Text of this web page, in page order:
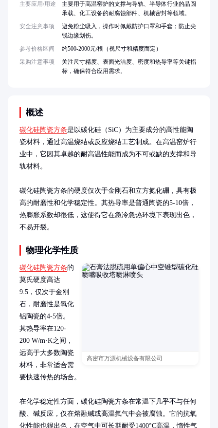
概述
碳化硅陶瓷方条是以碳化硅（SiC）为主要成分的高性能陶
瓷材料，通过高温烧结或反应烧结工艺制成。在高温窑炉行
业中，它因其卓越的耐高温性能而成为不可或缺的支撑和导
轨材料。
碳化硅陶瓷方条的硬度仅次于金刚石和立方氮化硼，具有极
高的耐磨性和化学稳定性。其热导率是普通陶瓷的5-10倍，
热膨胀系数却很低，这使得它在急冷急热环境下表现出色，
不易开裂。
物理化学性质
高密市万源机械设备有限公司
碳化硅陶瓷方条的
莫氏硬度高达
9.5，仅次于金刚
石，耐磨性是氧化
铝陶瓷的4-5倍。
其热导率在120-
200 W/m·K之间，
远高于大多数陶瓷
材料，非常适合需
要快速传热的场合。
在化学稳定性方面，碳化硅陶瓷方条在常温下几乎不与任何
酸、碱反应，仅在熔融碱或高温氟气中会被腐蚀。它的抗氧
化性能也很出色，在空气中可长期耐受1400°C高温，惰性气
主要应用/用途
主要用于高温窑炉的支撑与导轨、半导体行业的晶圆
承载、化工设备的耐腐蚀部件、机械密封等领域。
安全注意事项
避免粉尘吸入，操作时佩戴防护口罩和手套；防止尖
锐边缘划伤。
参考价格区间
约500-2000元/根（视尺寸和精度而定）
采购注意事项
关注尺寸精度、表面光洁度、密度和热导率等关键指
标，确保符合应用需求。